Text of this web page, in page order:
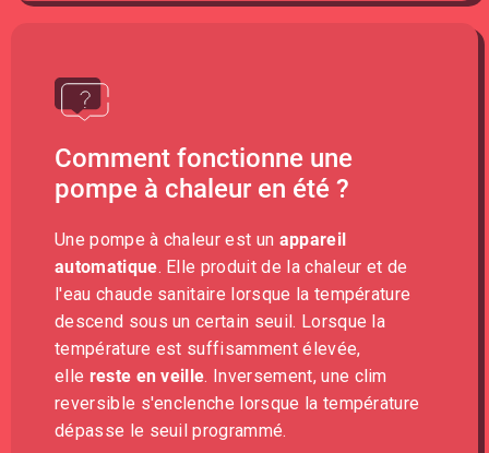
Comment fonctionne une
pompe à chaleur en été ?
Une pompe à chaleur est un appareil
automatique. Elle produit de la chaleur et de
l'eau chaude sanitaire lorsque la température
descend sous un certain seuil. Lorsque la
température est suffisamment élevée,
elle reste en veille. Inversement, une clim
reversible s'enclenche lorsque la température
dépasse le seuil programmé.